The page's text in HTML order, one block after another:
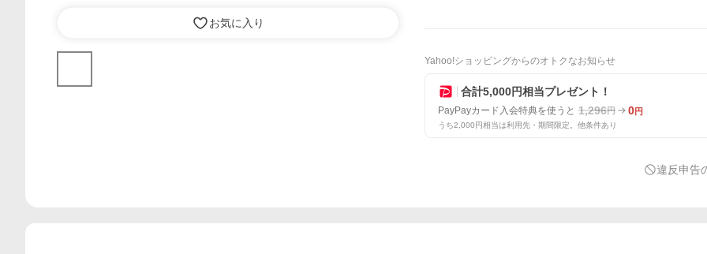
お気に入り
Yahoo!ショッピングからのオトクなお知らせ
合計5,000円相当プレゼント！
PayPayカード入会特典を使うと 1,296円 0円
うち2,000円相当は利用先・期間限定。他条件あり
違反申告